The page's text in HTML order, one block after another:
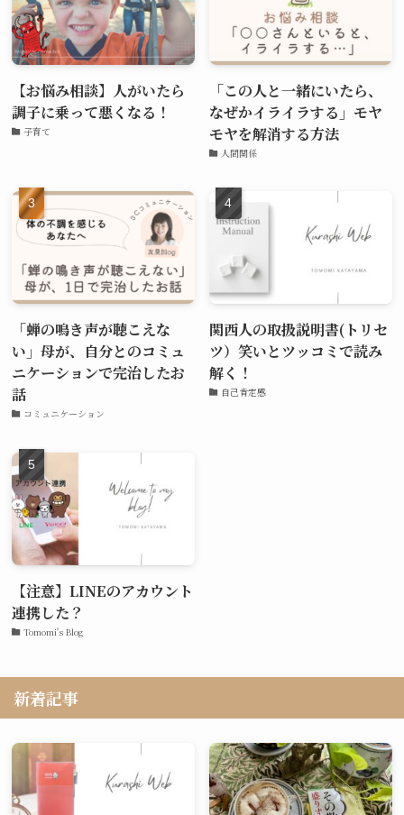
【お悩み相談】人がいたら
調子に乗って悪くなる！
子育て
「この人と一緒にいたら、
なぜかイライラする」モヤ
モヤを解消する方法
人間関係
「蝉の鳴き声が聴こえな
い」母が、自分とのコミュ
ニケーションで完治したお
話
コミュニケーション
関西人の取扱説明書(トリセ
ツ）笑いとツッコミで読み
解く！
自己肯定感
【注意】LINEのアカウント
連携した？
Tomomi's Blog
新着記事